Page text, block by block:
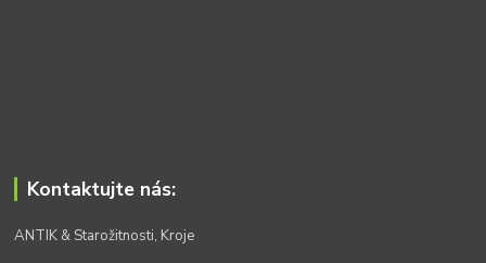
Kontaktujte nás:
ANTIK & Starožitnosti, Kroje